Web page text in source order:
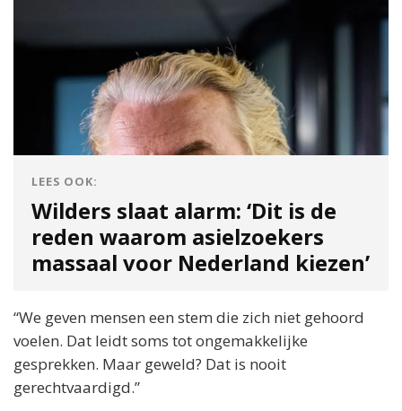
LEES OOK:
Wilders slaat alarm: ‘Dit is de
reden waarom asielzoekers
massaal voor Nederland kiezen’
“We geven mensen een stem die zich niet gehoord
voelen. Dat leidt soms tot ongemakkelijke
gesprekken. Maar geweld? Dat is nooit
gerechtvaardigd.”